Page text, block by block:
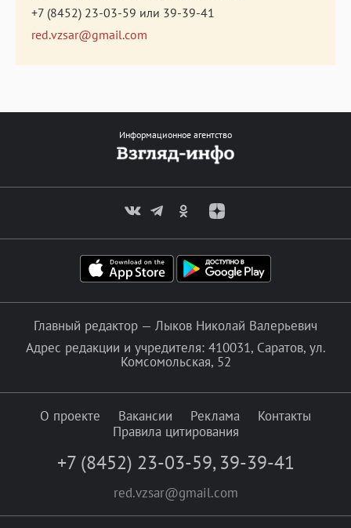
+7 (8452) 23-03-59 или 39-39-41
red.vzsar@gmail.com
Информационное агентство
Главный редактор — Лыков Николай Валерьевич
Адрес редакции и учредителя: 410031, Саратов, ул.
Комсомольская, 52
О проекте Вакансии Реклама
Контакты
Правила цитирования
+7 (8452) 23-03-59, 39-39-41
red.vzsar@gmail.com